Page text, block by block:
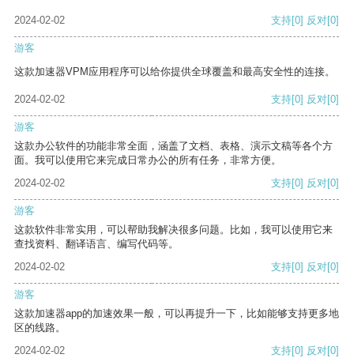
2024-02-02 支持[0] 反对[0]
游客
这款加速器VPM应用程序可以给你提供全球覆盖和最高安全性的连接。
2024-02-02 支持[0] 反对[0]
游客
这款办公软件的功能非常全面，涵盖了文档、表格、演示文稿等各个方
面。我可以使用它来完成日常办公的所有任务，非常方便。
2024-02-02
支持[0] 反对[0]
游客
这款软件非常实用，可以帮助我解决很多问题。比如，我可以使用它来
查找资料、翻译语言、编写代码等。
2024-02-02
支持[0] 反对[0]
游客
这款加速器app的加速效果一般，可以再提升一下，比如能够支持更多地
区的线路。
2024-02-02
支持[0] 反对[0]